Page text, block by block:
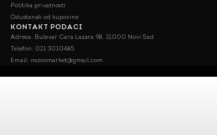
Politika privatnosti
Odustanak od kupovine
KONTAKT PODACI
Adresa: Bulevar Cara Lazara 98, 21000 Novi Sad
Telefon: 021 3010485
Email: nszoomarket@gmail.com